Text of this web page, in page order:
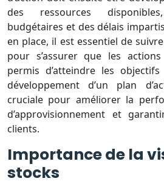
des ressources
budgétaires et des délais
en place, il est essentiel de
pour s’assurer que les
permis d’atteindre les
développement d’un plan
cruciale pour améliorer la
d’approvisionnement et
clients.
Importance de la
stocks